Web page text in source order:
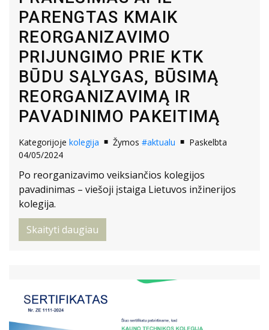
PARENGTAS KMAIK
REORGANIZAVIMO
PRIJUNGIMO PRIE KTK
BŪDU SĄLYGAS, BŪSIMĄ
REORGANIZAVIMĄ IR
PAVADINIMO PAKEITIMĄ
Kategorijoje kolegija Žymos #aktualu
Paskelbta
04/05/2024
Po reorganizavimo veiksiančios kolegijos
pavadinimas – viešoji įstaiga Lietuvos inžinerijos
kolegija.
Skaityti daugiau